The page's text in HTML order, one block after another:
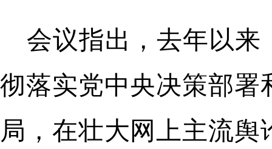
会议指出，去年以来
彻落实党中央决策部署
局，在壮大网上主流